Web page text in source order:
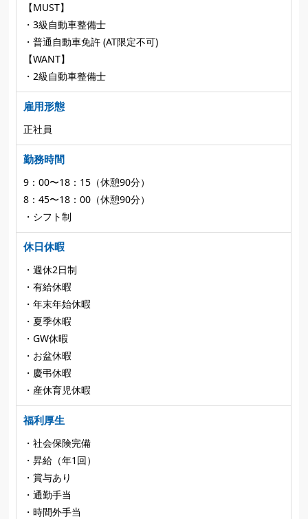
【MUST】
・3級自動車整備士
・普通自動車免許 (AT限定不可)
【WANT】
・2級自動車整備士
雇用形態
正社員
勤務時間
9：00〜18：15（休憩90分）
8：45〜18：00（休憩90分）
・シフト制
休日休暇
・週休2日制
・有給休暇
・年末年始休暇
・夏季休暇
・GW休暇
・お盆休暇
・慶弔休暇
・産休育児休暇
福利厚生
・社会保険完備
・昇給（年1回）
・賞与あり
・通勤手当
・時間外手当